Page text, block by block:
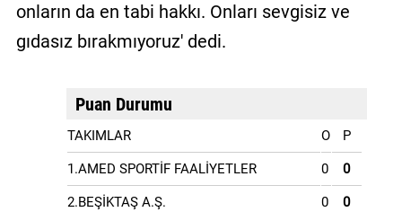
onların da en tabi hakkı. Onları sevgisiz ve
gıdasız bırakmıyoruz' dedi.
Puan Durumu
TAKIMLAR O P
1.AMED SPORTİF FAALİYETLER 0 0
2.BEŞİKTAŞ A.Ş. 0 0